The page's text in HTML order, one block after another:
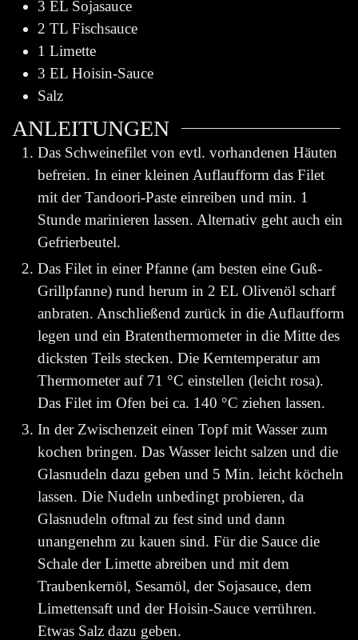
3 EL Sojasauce
2 TL Fischsauce
1 Limette
3 EL Hoisin-Sauce
Salz
ANLEITUNGEN
Das Schweinefilet von evtl. vorhandenen Häuten
befreien. In einer kleinen Auflaufform das Filet
mit der Tandoori-Paste einreiben und min. 1
Stunde marinieren lassen. Alternativ geht auch ein
Gefrierbeutel.
Das Filet in einer Pfanne (am besten eine Guß-
Grillpfanne) rund herum in 2 EL Olivenöl scharf
anbraten. Anschließend zurück in die Auflaufform
legen und ein Bratenthermometer in die Mitte des
dicksten Teils stecken. Die Kerntemperatur am
Thermometer auf 71 °C einstellen (leicht rosa).
Das Filet im Ofen bei ca. 140 °C ziehen lassen.
In der Zwischenzeit einen Topf mit Wasser zum
kochen bringen. Das Wasser leicht salzen und die
Glasnudeln dazu geben und 5 Min. leicht köcheln
lassen. Die Nudeln unbedingt probieren, da
Glasnudeln oftmal zu fest sind und dann
unangenehm zu kauen sind. Für die Sauce die
Schale der Limette abreiben und mit dem
Traubenkernöl, Sesamöl, der Sojasauce, dem
Limettensaft und der Hoisin-Sauce verrühren.
Etwas Salz dazu geben.